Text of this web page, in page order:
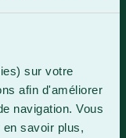
sur votre
afin d'améliorer
navigation. Vous
savoir plus,